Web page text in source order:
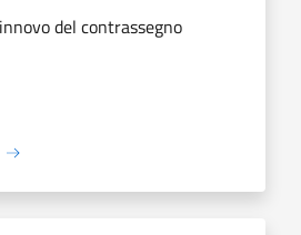
del contrassegno